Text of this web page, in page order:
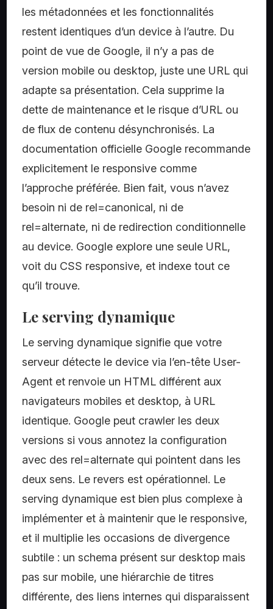
les métadonnées et les fonctionnalités
restent identiques d’un device à l’autre. Du
point de vue de Google, il n’y a pas de
version mobile ou desktop, juste une URL qui
adapte sa présentation. Cela supprime la
dette de maintenance et le risque d’URL ou
de flux de contenu désynchronisés. La
documentation officielle Google recommande
explicitement le responsive comme
l’approche préférée. Bien fait, vous n’avez
besoin ni de rel=canonical, ni de
rel=alternate, ni de redirection conditionnelle
au device. Google explore une seule URL,
voit du CSS responsive, et indexe tout ce
qu’il trouve.
Le serving dynamique
Le serving dynamique signifie que votre
serveur détecte le device via l’en-tête User-
Agent et renvoie un HTML différent aux
navigateurs mobiles et desktop, à URL
identique. Google peut crawler les deux
versions si vous annotez la configuration
avec des rel=alternate qui pointent dans les
deux sens. Le revers est opérationnel. Le
serving dynamique est bien plus complexe à
implémenter et à maintenir que le responsive,
et il multiplie les occasions de divergence
subtile : un schema présent sur desktop mais
pas sur mobile, une hiérarchie de titres
différente, des liens internes qui disparaissent